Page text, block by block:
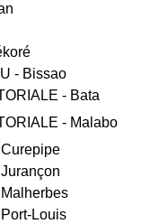
- Bissao
- Bata
- Malabo
Curepipe
Louis